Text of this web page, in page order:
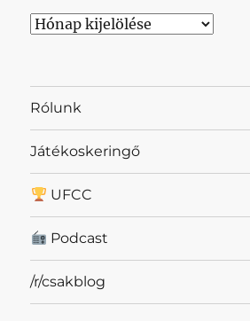
Archívum
Rólunk
Játékoskeringő
UFCC
Podcast
/r/csakblog